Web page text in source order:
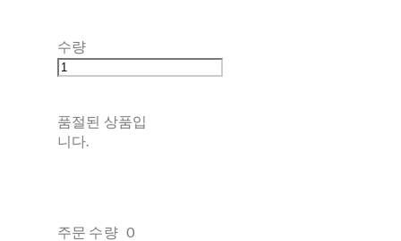
수량
품절된 상품입
니다.
주문 수량 0